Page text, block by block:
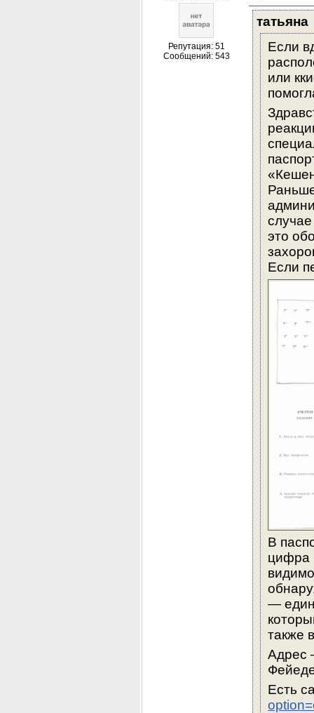
Репутация: 51
Сообщений: 543
татьяна
Если
или
это
Если
В
цифра
—
также
Адрес
Есть